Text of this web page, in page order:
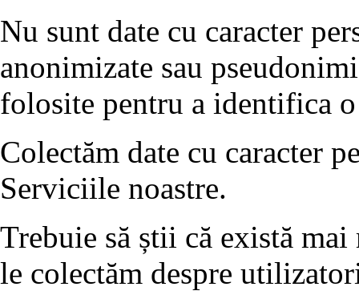
Nu sunt date cu caracter
anonimizate sau
folosite pentru a identifica
Colectăm date cu caracter
Serviciile noastre.
Trebuie să știi că există
le colectăm despre